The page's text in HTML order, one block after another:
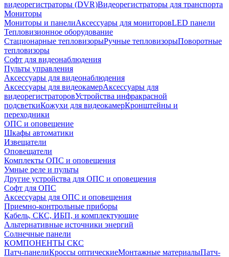
видеорегистраторы (DVR)Видеорегистраторы для транспорта
Мониторы
Мониторы и панелиАксессуары для мониторовLED панели
Тепловизионное оборудование
Стационарные тепловизорыРучные тепловизорыПоворотные
тепловизоры
Софт для видеонаблюдения
Пульты управления
Аксессуары для видеонаблюдения
Аксессуары для видеокамерАксессуары для
видеорегистраторовУстройства инфракрасной
подсветкиКожухи для видеокамерКронштейны и
переходники
ОПС и оповещение
Шкафы автоматики
Извещатели
Оповещатели
Комплекты ОПС и оповещения
Умные реле и пульты
Другие устройства для ОПС и оповещения
Софт для ОПС
Аксессуары для ОПС и оповещения
Приемно-контрольные приборы
Кабель, СКС, ИБП, и комплектующие
Альтернативные источники энергий
Солнечные панели
КОМПОНЕНТЫ СКС
Патч-панелиКроссы оптическиеМонтажные материалыПатч-